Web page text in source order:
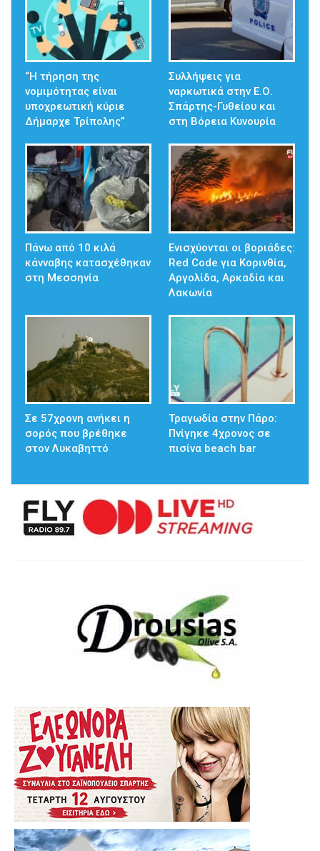
“Η τήρηση της
νομιμότητας είναι
υποχρεωτική κύριε
Δήμαρχε Τρίπολης”
Συλλήψεις για
ναρκωτικά στην Ε.Ο.
Σπάρτης-Γυθείου και
στη Βόρεια Κυνουρία
Πάνω από 10 κιλά
κάνναβης κατασχέθηκαν
στη Μεσσηνία
Ενισχύονται οι βοριάδες:
Red Code για Κορινθία,
Αργολίδα, Αρκαδία και
Λακωνία
Σε 57χρονη ανήκει η
σορός που βρέθηκε
στον Λυκαβηττό
Τραγωδία στην Πάρο:
Πνίγηκε 4χρονος σε
πισίνα beach bar